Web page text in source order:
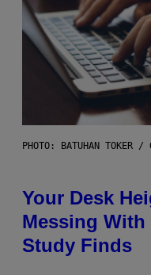
PHOTO: BATUHAN TOKER /
Your Desk
Messing With
Study Finds